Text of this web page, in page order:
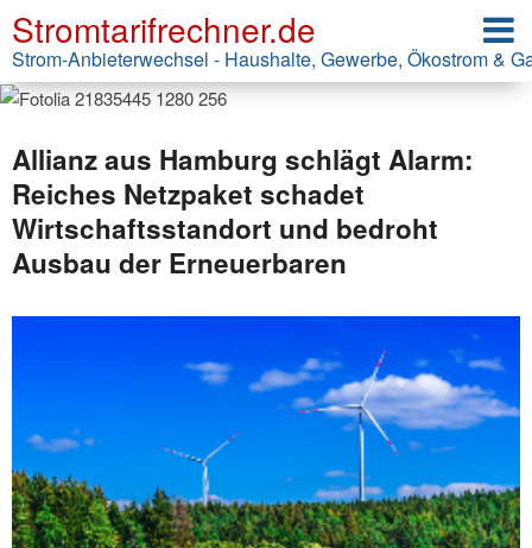
Stromtarifrechner.de
Strom-Anbieterwechsel - Haushalte, Gewerbe, Ökostrom &
Allianz aus Hamburg schlägt Alarm:
Reiches Netzpaket schadet
Wirtschaftsstandort und bedroht
Ausbau der Erneuerbaren